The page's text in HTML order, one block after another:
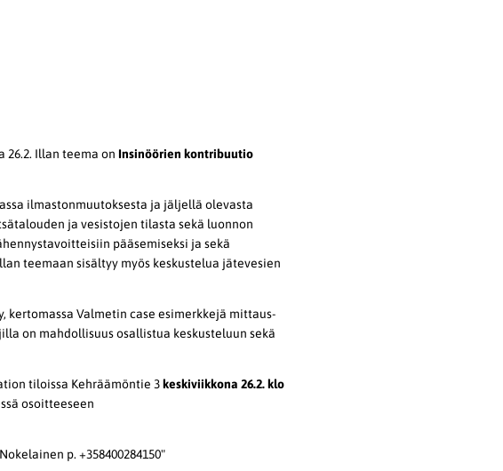
Illan teema on Insinöörien kontribuutio
ilmastonmuutoksesta ja jäljellä olevasta
ja vesistojen tilasta sekä luonnon
pääsemiseksi ja sekä
teemaan sisältyy myös keskustelua jätevesien
Valmetin case esimerkkejä mittaus-
on mahdollisuus osallistua keskusteluun sekä
tiloissa Kehräämöntie 3keskiviikkona 26.2. klo
osoitteeseen
p. +358400284150"